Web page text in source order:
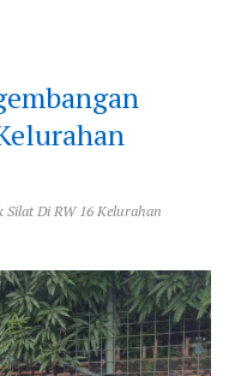
Silat Di RW 16 Kelurahan